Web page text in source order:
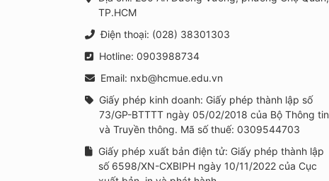
TP.HCM
Điện thoại: (028) 38301303
Hotline: 0903988734
Email: nxb@hcmue.edu.vn
Giấy phép kinh doanh: Giấy phép thành lập số
73/GP-BTTTT ngày 05/02/2018 của Bộ Thông tin
và Truyền thông. Mã số thuế: 0309544703
Giấy phép xuất bản điện tử: Giấy phép thành lập
số 6598/XN-CXBIPH ngày 10/11/2022 của Cục